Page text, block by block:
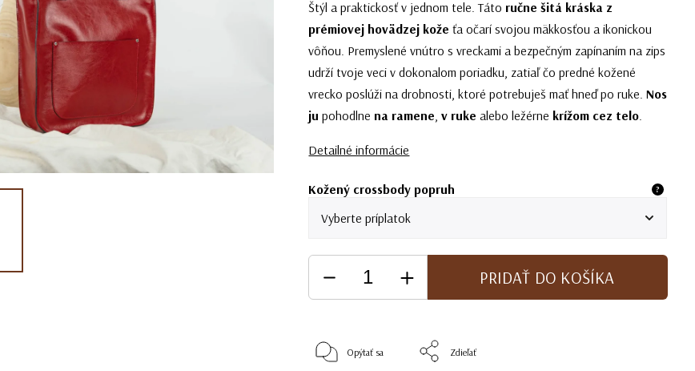
Štýl a praktickosť v jednom tele. Táto ručne šitá kráska z
prémiovej hovädzej kože ťa očarí svojou mäkkosťou a ikonickou
vôňou. Premyslené vnútro s vreckami a bezpečným zapínaním na zips
udrží tvoje veci v dokonalom poriadku, zatiaľ čo predné kožené
vrecko poslúži na drobnosti, ktoré potrebuješ mať hneď po ruke.Nos
ju pohodlne na ramene,v ruke alebo ležérne krížom cez telo.
Detailné informácie
Kožený crossbody popruh ?
PRIDAŤ DO KOŠÍKA
Opýtať sa Zdieľať